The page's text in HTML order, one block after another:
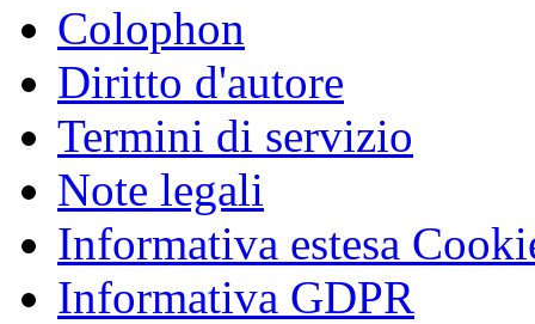
Colophon
Diritto d'autore
Termini di servizio
Note legali
Informativa estesa
Informativa GDPR